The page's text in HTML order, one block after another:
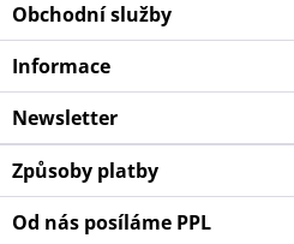
Obchodní služby
Informace
Newsletter
Způsoby platby
Od nás posíláme PPL